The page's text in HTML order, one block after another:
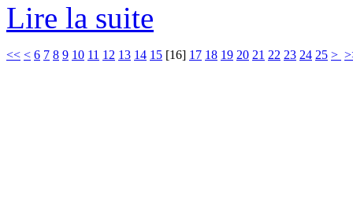
Lire la suite
<< < 6 7 8 9 10 11 12 13 14 15 [16] 17 18 19 20 21 22 23 24 25 >